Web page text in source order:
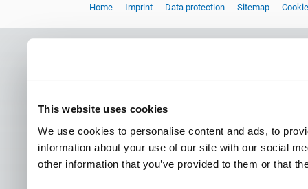
This website uses cookies
We use cookies to personalise content and ads, to
information about your use of our site with our social
other information that you’ve provided to them or that
Home Imprint Data protection Sitemap